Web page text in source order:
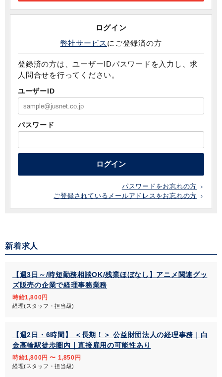
ログイン
弊社サービス にご登録済の方
登録済の方は、ユーザーIDパスワードを入力し、求
人問合せを行ってください。
ユーザーID
パスワード
ログイン
パスワードをお忘れの方
ご登録されているメールアドレスをお忘れの方
新着求人
【週3日～/時短勤務相談OK/残業ほぼなし】アニメ関連グッ
ズ販売の企業で経理事務業務
時給1,800円
経理(スタッフ・担当級)
【週2日・6時間】 ＜長期！＞ 公益財団法人の経理事務｜白
金高輪駅徒歩圏内｜直接雇用の可能性あり
時給1,800円 〜 1,850円
経理(スタッフ・担当級)